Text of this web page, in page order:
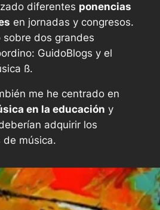
diferentes ponencias
en jornadas y congresos.
sobre dos grandes
GuidoBlogs y el
ß.
me he centrado en
en la educación y
adquirir los
música.